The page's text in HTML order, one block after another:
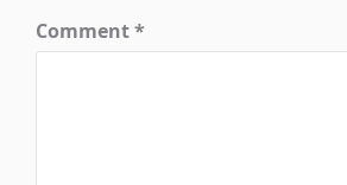
Comment*